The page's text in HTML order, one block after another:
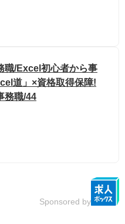
職/Excel初心者から事
道」×資格取得保障!
務職/44
Sponsored by